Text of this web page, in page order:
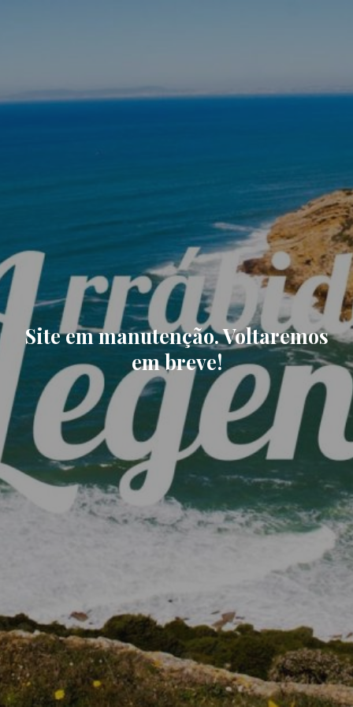
Site em manutenção. Voltaremos
em breve!